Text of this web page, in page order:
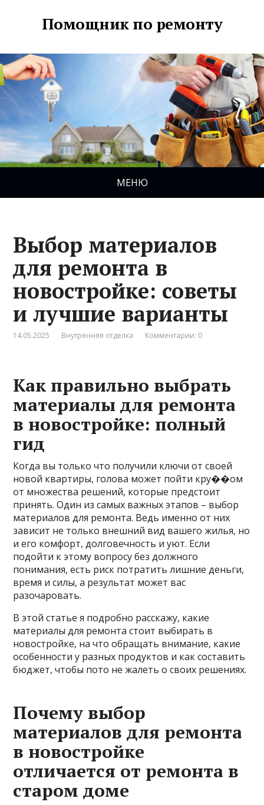
Помощник по ремонту
МЕНЮ
Выбор материалов
для ремонта в
новостройке: советы
и лучшие варианты
14.05.2025 Внутренняя отделка Комментарии: 0
Как правильно выбрать
материалы для ремонта
в новостройке: полный
гид
Когда вы только что получили ключи от своей
новой квартиры, голова может пойти кру��ом
от множества решений, которые предстоит
принять. Один из самых важных этапов – выбор
материалов для ремонта. Ведь именно от них
зависит не только внешний вид вашего жилья, но
и его комфорт, долговечность и уют. Если
подойти к этому вопросу без должного
понимания, есть риск потратить лишние деньги,
время и силы, а результат может вас
разочаровать.
В этой статье я подробно расскажу, какие
материалы для ремонта стоит выбирать в
новостройке, на что обращать внимание, какие
особенности у разных продуктов и как составить
бюджет, чтобы пото не жалеть о своих решениях.
Почему выбор
материалов для ремонта
в новостройке
отличается от ремонта в
старом доме